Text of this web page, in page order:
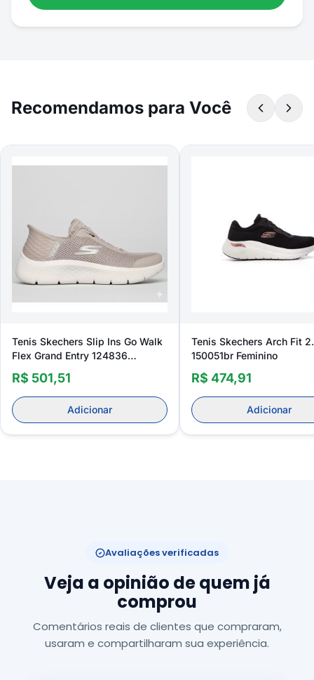
Recomendamos para Você
Tenis Skechers Slip Ins Go Walk
Flex Grand Entry 124836
Feminino
R$ 501,51
Adicionar
Tenis Skechers Arch Fit
150051br Feminino
R$ 474,91
Adicionar
Avaliações verificadas
Veja a opinião de quem já
comprou
Comentários reais de clientes que compraram,
usaram e compartilharam sua experiência.